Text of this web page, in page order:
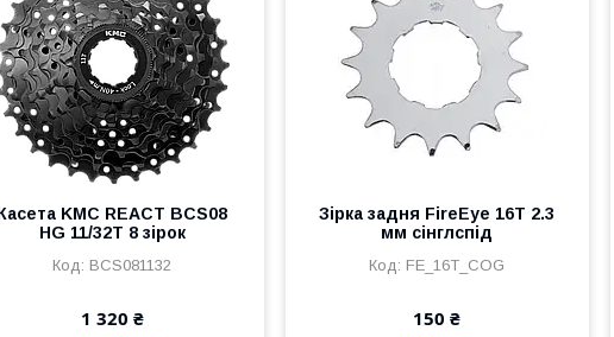
KMC REACT BCS08
HG 11/32Т 8 зірок
BCS081132
1 320 ₴
Зірка задня FireEye 16T 2.3
мм сінглспід
FE_16T_COG
150 ₴